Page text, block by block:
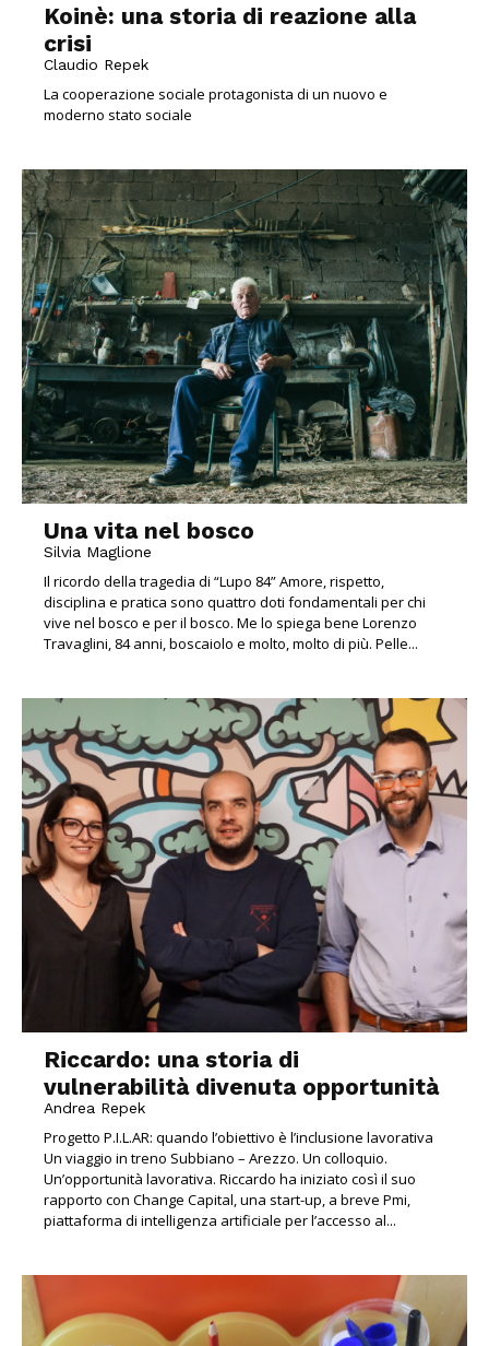
Koinè: una storia di reazione alla
crisi
Claudio Repek
La cooperazione sociale protagonista di un nuovo e
moderno stato sociale
Una vita nel bosco
Silvia Maglione
Il ricordo della tragedia di “Lupo 84” Amore, rispetto,
disciplina e pratica sono quattro doti fondamentali per chi
vive nel bosco e per il bosco. Me lo spiega bene Lorenzo
Travaglini, 84 anni, boscaiolo e molto, molto di più. Pelle...
Riccardo: una storia di
vulnerabilità divenuta opportunità
Andrea Repek
Progetto P.I.L.AR: quando l’obiettivo è l’inclusione lavorativa
Un viaggio in treno Subbiano – Arezzo. Un colloquio.
Un’opportunità lavorativa. Riccardo ha iniziato così il suo
rapporto con Change Capital, una start-up, a breve Pmi,
piattaforma di intelligenza artificiale per l’accesso al...